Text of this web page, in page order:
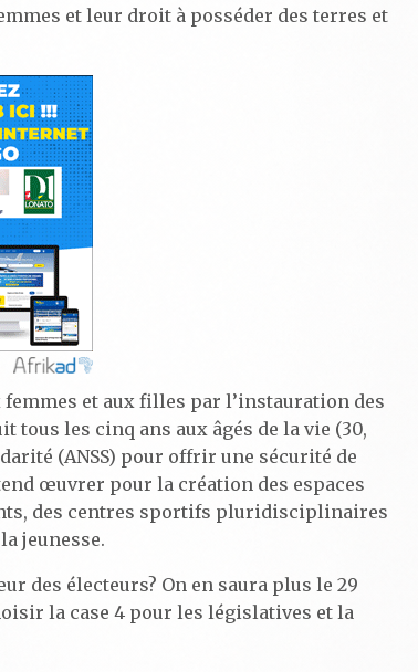
et leur droit à posséder des terres et
et aux filles par l’instauration des
les cinq ans aux âgés de la vie (30,
(ANSS) pour offrir une sécurité de
œuvrer pour la création des espaces
des centres sportifs pluridisciplinaires
jeunesse.
des électeurs? On en saura plus le 29
la case 4 pour les législatives et la